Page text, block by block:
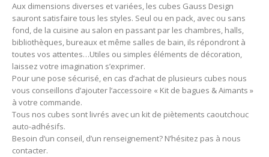
Aux dimensions diverses et variées, les cubes Gauss Design
sauront satisfaire tous les styles. Seul ou en pack, avec ou sans
fond, de la cuisine au salon en passant par les chambres, halls,
bibliothèques, bureaux et même salles de bain, ils répondront à
toutes vos attentes…Utiles ou simples éléments de décoration,
laissez votre imagination s’exprimer.
Pour une pose sécurisé, en cas d’achat de plusieurs cubes nous
vous conseillons d’ajouter l’accessoire « Kit de bagues & Aimants »
à votre commande.
Tous nos cubes sont livrés avec un kit de piètements caoutchouc
auto-adhésifs.
Besoin d’un conseil, d’un renseignement? N’hésitez pas à nous
contacter.